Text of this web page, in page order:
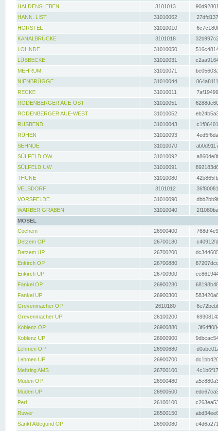
HALDENSLEBEN
3101013
HANN. LIST
31010062
HÖRSTEL
31010010
KANALBRÜCKE
3101018
LOHNDE
31010050
LÜBBECKE
31010031
MEHRUM
31010071
NIENBRÜGGE
31010044
RECKE
31010011
RODENBERGER AUE-OST
31010051
RODENBERGER AUE-WEST
31010052
RUSBEND
31010043
RÜHEN
31010093
SEHNDE
31010070
SÜLFELD OW
31010092
SÜLFELD UW
31010091
THUNE
31010080
VELSDORF
3101012
VORSFELDE
31010090
WARBER GRABEN
31010040
MOSEL
Cochem
26900400
Detzem OP
26700180
Detzem UP
26700200
Enkirch OP
26700880
Enkirch UP
26700900
Fankel OP
26900280
Fankel UP
26900300
Grevenmacher OP
2610180
Grevenmacher UP
26100200
Koblenz OP
26900880
Koblenz UP
26900900
Lehmen OP
26900680
Lehmen UP
26900700
Mehring AMS
26700100
Müden OP
26900480
Müden UP
26900500
Perl
26100100
Ruwer
26500150
Sankt Aldegund OP
26900080